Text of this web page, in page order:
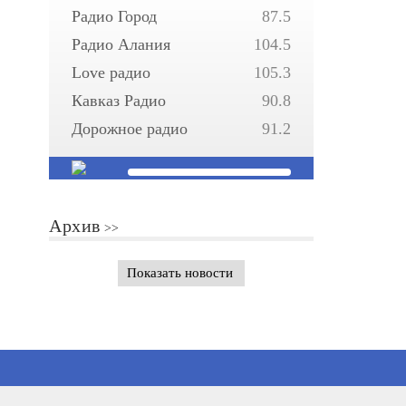
Радио Город
87.5
Радио Алания
104.5
Love радио
105.3
Кавказ Радио
90.8
Дорожное радио
91.2
Архив
Показать новости